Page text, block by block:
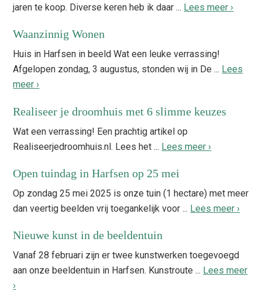
jaren te koop. Diverse keren heb ik daar ... Lees meer ›
Waanzinnig Wonen
Huis in Harfsen in beeld Wat een leuke verrassing!
Afgelopen zondag, 3 augustus, stonden wij in De ... Lees
meer ›
Realiseer je droomhuis met 6 slimme keuzes
Wat een verrassing! Een prachtig artikel op
Realiseerjedroomhuis.nl. Lees het ... Lees meer ›
Open tuindag in Harfsen op 25 mei
Op zondag 25 mei 2025 is onze tuin (1 hectare) met meer
dan veertig beelden vrij toegankelijk voor ... Lees meer ›
Nieuwe kunst in de beeldentuin
Vanaf 28 februari zijn er twee kunstwerken toegevoegd
aan onze beeldentuin in Harfsen. Kunstroute ... Lees meer
›